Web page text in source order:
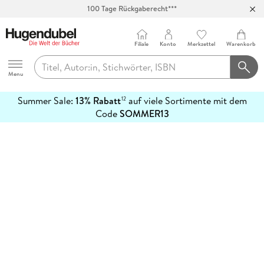
100 Tage Rückgaberecht***
Hugendubel
Menu
Filiale Konto Merkzettel Warenkorb
Summer Sale: 13% Rabatt12auf viele Sortimente mit dem
CodeSOMMER13
erfahren